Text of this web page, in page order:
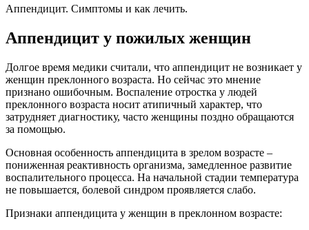
Аппендицит. Симптомы и как лечить.
Аппендицит у пожилых женщин
Долгое время медики считали, что аппендицит не возникает у
женщин преклонного возраста. Но сейчас это мнение
признано ошибочным. Воспаление отростка у людей
преклонного возраста носит атипичный характер, что
затрудняет диагностику, часто женщины поздно обращаются
за помощью.
Основная особенность аппендицита в зрелом возрасте –
пониженная реактивность организма, замедленное развитие
воспалительного процесса. На начальной стадии температура
не повышается, болевой синдром проявляется слабо.
Признаки аппендицита у женщин в преклонном возрасте: